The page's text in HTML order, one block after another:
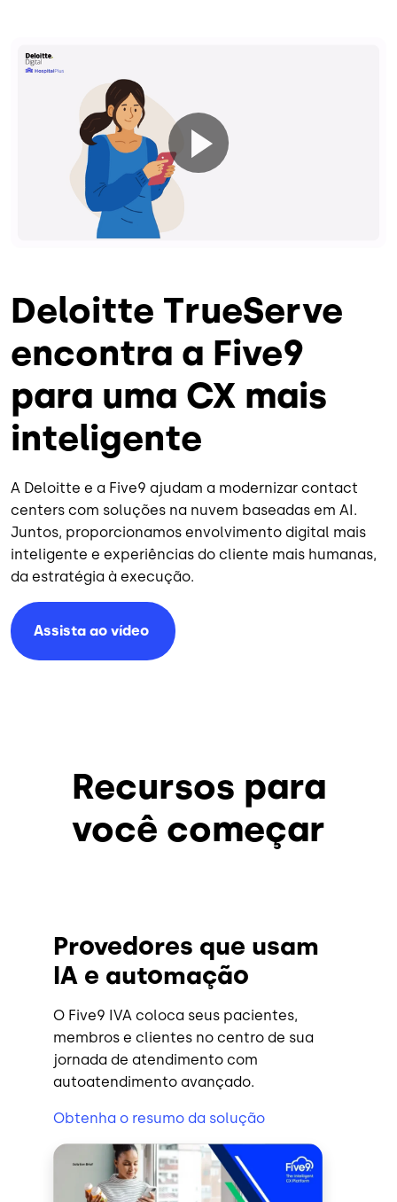
Deloitte TrueServe
encontra a Five9
para uma CX mais
inteligente
A Deloitte e a Five9 ajudam a modernizar contact
centers com soluções na nuvem baseadas em AI.
Juntos, proporcionamos envolvimento digital mais
inteligente e experiências do cliente mais humanas,
da estratégia à execução.
Assista ao vídeo
Recursos para
você começar
Provedores que usam
IA e automação
O Five9 IVA coloca seus pacientes,
membros e clientes no centro de sua
jornada de atendimento com
autoatendimento avançado.
Obtenha o resumo da solução